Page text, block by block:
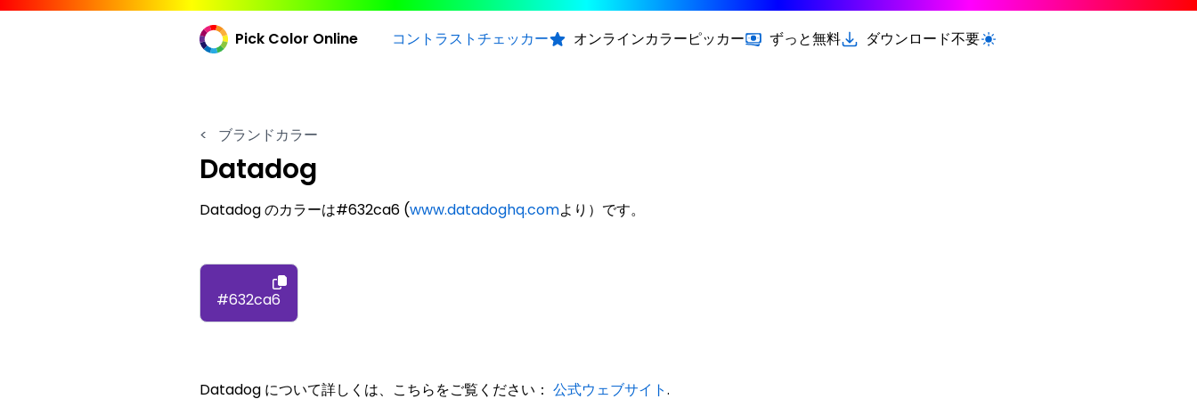
Pick Color Online コントラストチェッカー オンラインカラーピッカー ずっと無料 ダウンロード不要ライト/ダークモードを切り替える
< ブランドカラー
Datadog
Datadog のカラーは#632ca6 (www.datadoghq.comより）です。
#632ca6
Datadog について詳しくは、こちらをご覧ください： 公式ウェブサイト.